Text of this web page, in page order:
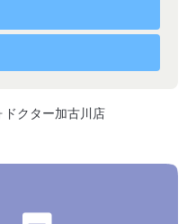
クター加古川店